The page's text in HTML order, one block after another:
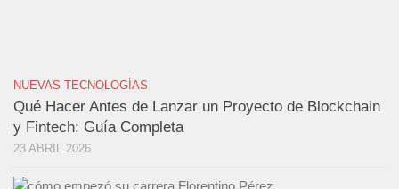
NUEVAS TECNOLOGÍAS
Qué Hacer Antes de Lanzar un Proyecto de Blockchain
y Fintech: Guía Completa
23 ABRIL 2026